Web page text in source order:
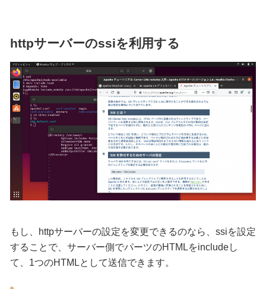
httpサーバーのssiを利用する
もし、httpサーバーの設定を変更できるのなら、ssiを設定
することで、サーバー側でパーツのHTMLをincludeし
て、1つのHTMLとして送信できます。